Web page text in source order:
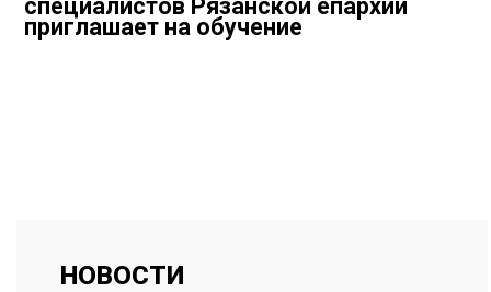
специалистов Рязанской епархии
приглашает на обучение
НОВОСТИ